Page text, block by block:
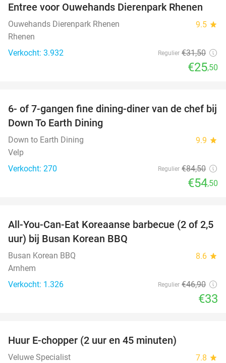
19%
Entree voor Ouwehands Dierenpark Rhenen
Ouwehands Dierenpark Rhenen 9.5 star
Rhenen
Verkocht: 3.932
Regulier €31,50
€25,50
36%
6- of 7-gangen fine dining-diner van de chef bij
Down To Earth Dining
Down to Earth Dining 9.9 star
Velp
Verkocht: 270
Regulier €84,50
€54,50
30%
All-You-Can-Eat Koreaanse barbecue (2 of 2,5
uur) bij Busan Korean BBQ
Busan Korean BBQ 8.6 star
Arnhem
Verkocht: 1.326
Regulier €46,90
€33
Huur E-chopper (2 uur en 45 minuten)
Veluwe Specialist 7.8 star